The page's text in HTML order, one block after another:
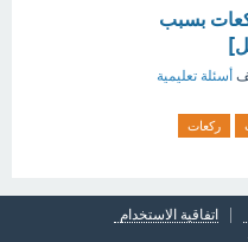
بسبب
أسئلة تعليمية
ركعات
اتفاقية الاستخدام